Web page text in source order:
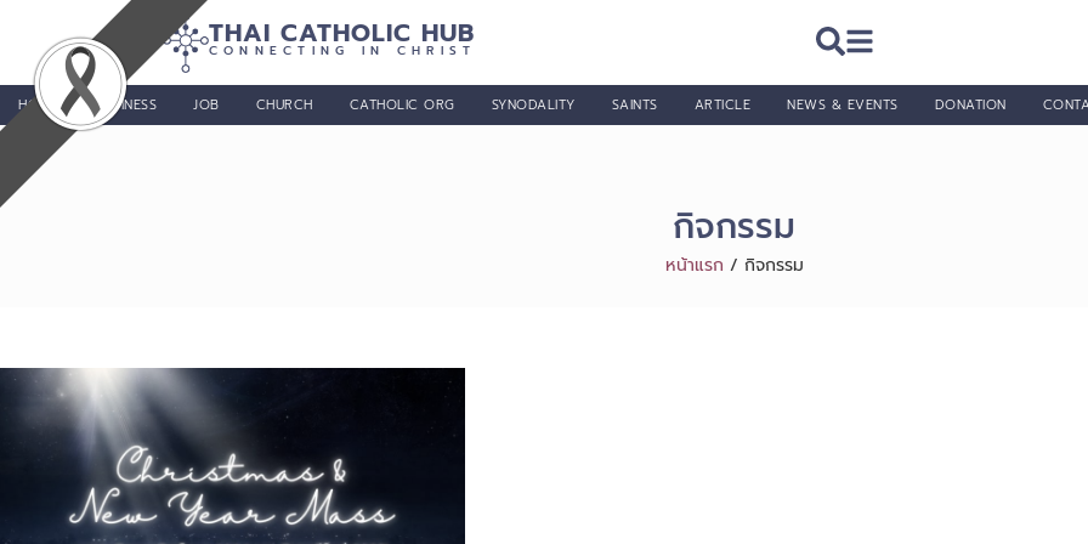
THAI CATHOLIC HUB
CONNECTING IN CHRIST
HOME BUSINESS JOB CHURCH CATHOLIC ORG SYNODALITY SAINTS ARTICLE NEWS & EVENTS DONATION
กิจกรรม
หน้าแรก / กิจกรรม